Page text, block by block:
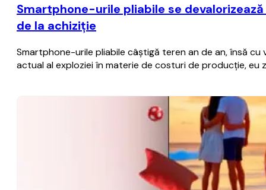
Smartphone-urile pliabile se
de la achiziţie
Smartphone-urile pliabile câştigă teren an de an, însă
actual al exploziei în materie de costuri de producţie,